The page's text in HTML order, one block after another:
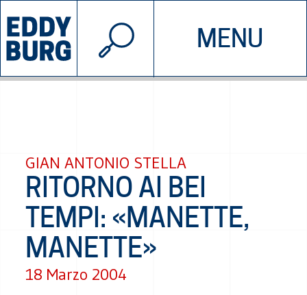
MENU
INIZIATIVE CHI SIAMO
© 2026 EDDYBURG
GIAN ANTONIO STELLA
RITORNO AI BEI
TEMPI: «MANETTE,
MANETTE»
18 Marzo 2004